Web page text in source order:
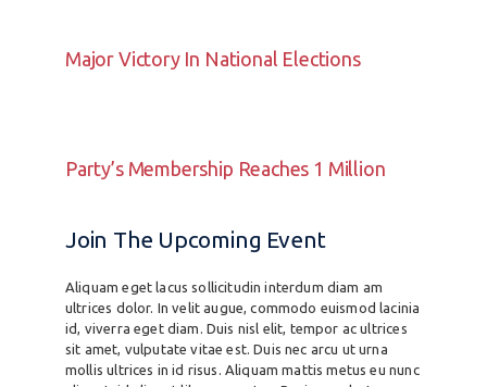
Major Victory In National Elections
Party’s Membership Reaches 1 Million
Join The Upcoming Event
Aliquam eget lacus sollicitudin interdum diam am
ultrices dolor. In velit augue, commodo euismod lacinia
id, viverra eget diam. Duis nisl elit, tempor ac ultrices
sit amet, vulputate vitae est. Duis nec arcu ut urna
mollis ultrices in id risus. Aliquam mattis metus eu nunc